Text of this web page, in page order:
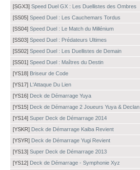
[SGX3] Speed Duel GX : Les Duellistes des Ombres
[SS05] Speed Duel : Les Cauchemars Tordus
[SS04] Speed Duel : Le Match du Millénium
[SS03] Speed Duel : Prédateurs Ultimes
[SS02] Speed Duel : Les Duellistes de Demain
[SS01] Speed Duel : Maîtres du Destin
[YS18] Briseur de Code
[YS17] L'Attaque Du Lien
[YS16] Deck de Démarrage Yuya
[YS15] Deck de Démarrage 2 Joueurs Yuya & Declan
[YS14] Super Deck de Démarrage 2014
[YSKR] Deck de Démarrage Kaiba Revient
[YSYR] Deck de Démarrage Yugi Revient
[YS13] Super Deck de Démarrage 2013
[YS12] Deck de Démarrage - Symphonie Xyz